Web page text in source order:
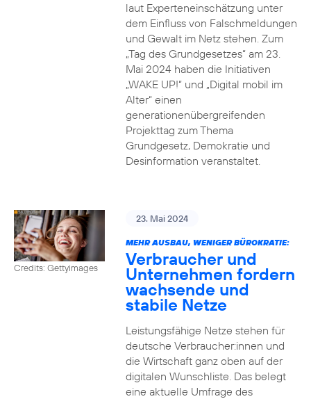
laut Experteneinschätzung unter
dem Einfluss von Falschmeldungen
und Gewalt im Netz stehen. Zum
„Tag des Grundgesetzes“ am 23.
Mai 2024 haben die Initiativen
„WAKE UP!“ und „Digital mobil im
Alter“ einen
generationenübergreifenden
Projekttag zum Thema
Grundgesetz, Demokratie und
Desinformation veranstaltet.
Credits: Gettyimages
23. Mai 2024
MEHR AUSBAU, WENIGER BÜROKRATIE:
Verbraucher und
Unternehmen fordern
wachsende und
stabile Netze
Leistungsfähige Netze stehen für
deutsche Verbraucher:innen und
die Wirtschaft ganz oben auf der
digitalen Wunschliste. Das belegt
eine aktuelle Umfrage des